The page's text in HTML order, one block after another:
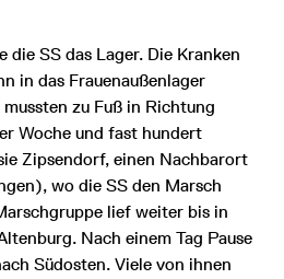
die SS das Lager. Die Kranken
in das Frauenaußenlager
zu Fuß in Richtung
Woche und fast hundert
Zipsendorf, einen Nachbarort
wo die SS den Marsch
lief weiter bis in
Nach einem Tag Pause
Südosten. Viele von ihnen